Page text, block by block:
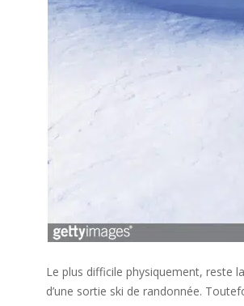
Le plus difficile physiquement, reste
d’une sortie ski de randonnée.